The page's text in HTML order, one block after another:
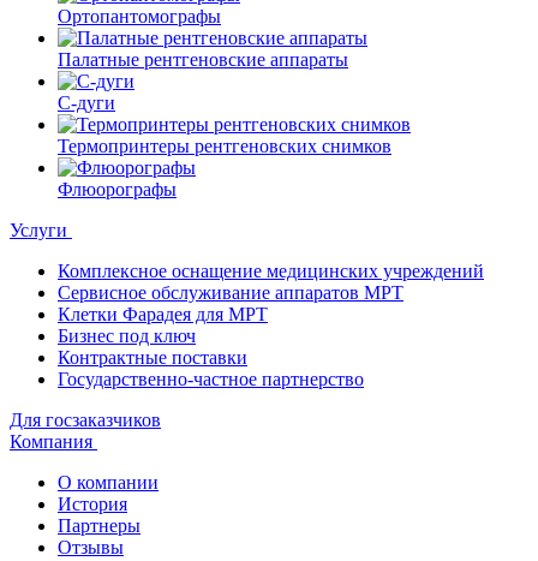
Ортопантомографы
Палатные рентгеновские аппараты
С-дуги
Термопринтеры рентгеновских снимков
Флюорографы
Услуги
Комплексное оснащение медицинских учреждений
Сервисное обслуживание аппаратов МРТ
Клетки Фарадея для МРТ
Бизнес под ключ
Контрактные поставки
Государственно-частное партнерство
Для госзаказчиков
Компания
О компании
История
Партнеры
Отзывы